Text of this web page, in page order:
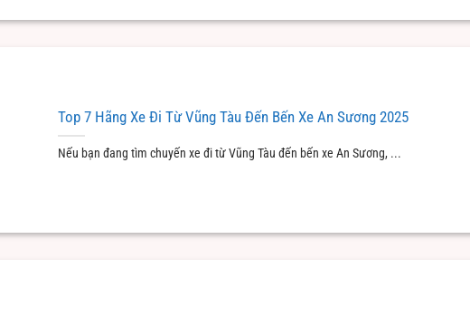
Top 7 Hãng Xe Đi Từ Vũng Tàu Đến Bến Xe An Sương 2025
Nếu bạn đang tìm chuyến xe đi từ Vũng Tàu đến bến xe An Sương, ...